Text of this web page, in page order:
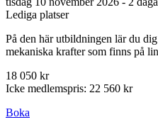
Lediga platser
På den här utbildningen lär du
mekaniska krafter som finns på
18 050 kr
Icke medlemspris: 22 560 kr
Boka